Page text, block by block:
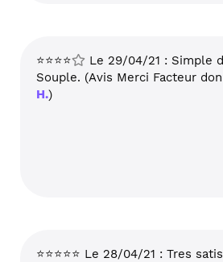
⭐⭐⭐⭐
Le 29/04/21 : Simple
Souple. (Avis Merci Facteur
H.)
⭐⭐⭐⭐⭐ Le 28/04/21 : Tres